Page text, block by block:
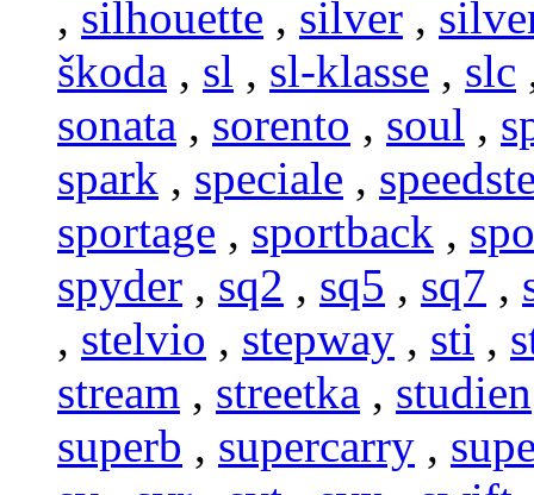
, silhouette , silver ,
škoda , sl , sl-klasse , slc
sonata , sorento , soul ,
spark , speciale ,
sportage , sportback ,
spyder , sq2 , sq5 , sq7 ,
, stelvio , stepway , sti ,
stream , streetka , studien
superb , supercarry ,